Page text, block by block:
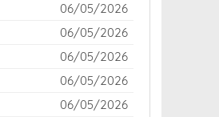
06/05/2026
06/05/2026
06/05/2026
06/05/2026
06/05/2026